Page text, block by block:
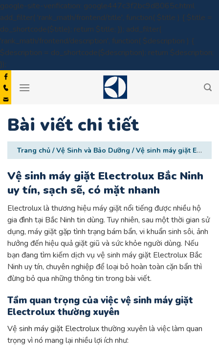
google-site-verification: google447c3f2bc9d8065c.html
add_filter( 'rank_math/frontend/title', function( $title ) { $title =
do_shortcode($title); return $title; }); add_filter(
'rank_math/frontend/description', function( $description ) {
$description = do_shortcode($description); return $description;
});
to
content
Bài viết chi tiết
Trang chủ /Vệ Sinh và Bảo Dưỡng /Vệ sinh máy giặt Electrolux Bắc Ninh uy tín, sạch sẽ, có mặt nhanh
Vệ sinh máy giặt Electrolux Bắc Ninh
uy tín, sạch sẽ, có mặt nhanh
Electrolux là thương hiệu máy giặt nổi tiếng được nhiều hộ
gia đình tại Bắc Ninh tin dùng. Tuy nhiên, sau một thời gian sử
dụng, máy giặt gặp tình trạng bám bẩn, vi khuẩn sinh sôi, ảnh
hưởng đến hiệu quả giặt giũ và sức khỏe người dùng. Nếu
bạn đang tìm kiếm dịch vụ vệ sinh máy giặt Electrolux Bắc
Ninh uy tín, chuyên nghiệp để loại bỏ hoàn toàn cặn bẩn thì
đừng bỏ qua những thông tin trong bài viết.
Tầm quan trọng của việc vệ sinh máy giặt
Electrolux thường xuyên
Vệ sinh máy giặt Electroluxthường xuyên là việc làm quan
trọng vì nó mang lại nhiều lợi ích như: